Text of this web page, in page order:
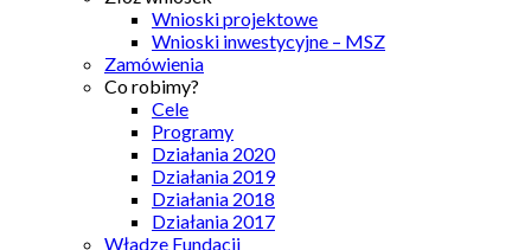
Wnioski projektowe
Wnioski inwestycyjne – MSZ
Zamówienia
Co robimy?
Cele
Programy
Działania 2020
Działania 2019
Działania 2018
Działania 2017
Władze Fundacji